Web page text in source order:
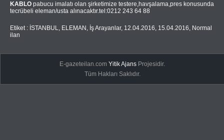
KABLO pabucu imalatı olan şirketimize testere,havşalama,pres konusunda
tecrübeli eleman/usta alınacaktır.tel:0212 243 64 88
Etiket : İSTANBUL, ELEMAN , İş Arayanlar, 12.04.2016, 15.04.2016, Normal
ilan
E-gazeteilan.comYitik Ajans Projesidir.
Tüm Hakları Saklıdır.